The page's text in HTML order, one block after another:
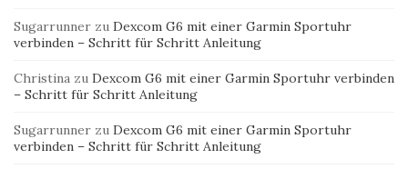
Sugarrunner zu Dexcom G6 mit einer Garmin Sportuhr
verbinden – Schritt für Schritt Anleitung
Christina zu Dexcom G6 mit einer Garmin Sportuhr verbinden
– Schritt für Schritt Anleitung
Sugarrunner zu Dexcom G6 mit einer Garmin Sportuhr
verbinden – Schritt für Schritt Anleitung